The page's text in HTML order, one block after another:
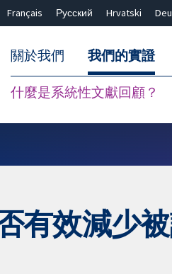
Français Русский Hrvatski
關於我們 我們的實證
什麼是系統性文獻回顧？
有效減少